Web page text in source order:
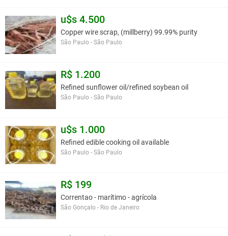
u$s 4.500
Copper wire scrap, (millberry) 99.99% purity
São Paulo - São Paulo
R$ 1.200
Refined sunflower oil/refined soybean oil
São Paulo - São Paulo
u$s 1.000
Refined edible cooking oil available
São Paulo - São Paulo
R$ 199
Correntao - marítimo - agrícola
São Gonçalo - Rio de Janeiro